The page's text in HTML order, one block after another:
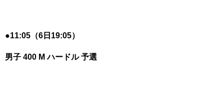
●11:05（6日19:05）
男子 400 M ハードル 予選